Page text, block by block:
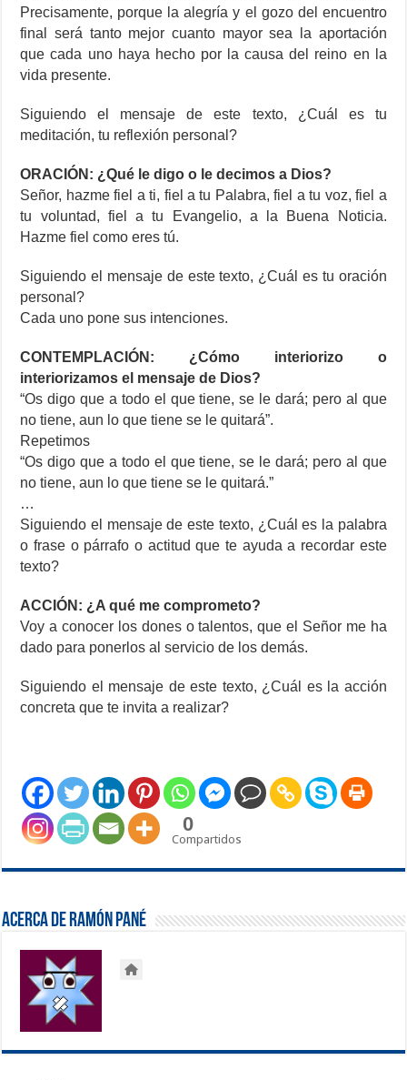
Precisamente, porque la alegría y el gozo del encuentro
final será tanto mejor cuanto mayor sea la aportación
que cada uno haya hecho por la causa del reino en la
vida presente.
Siguiendo el mensaje de este texto, ¿Cuál es tu
meditación, tu reflexión personal?
ORACIÓN: ¿Qué le digo o le decimos a Dios?
Señor, hazme fiel a ti, fiel a tu Palabra, fiel a tu voz, fiel a
tu voluntad, fiel a tu Evangelio, a la Buena Noticia.
Hazme fiel como eres tú.
Siguiendo el mensaje de este texto, ¿Cuál es tu oración
personal?
Cada uno pone sus intenciones.
CONTEMPLACIÓN: ¿Cómo interiorizo o
interiorizamos el mensaje de Dios?
“Os digo que a todo el que tiene, se le dará; pero al que
no tiene, aun lo que tiene se le quitará”.
Repetimos
“Os digo que a todo el que tiene, se le dará; pero al que
no tiene, aun lo que tiene se le quitará.”
…
Siguiendo el mensaje de este texto, ¿Cuál es la palabra
o frase o párrafo o actitud que te ayuda a recordar este
texto?
ACCIÓN: ¿A qué me comprometo?
Voy a conocer los dones o talentos, que el Señor me ha
dado para ponerlos al servicio de los demás.
Siguiendo el mensaje de este texto, ¿Cuál es la acción
concreta que te invita a realizar?
0
Compartidos
Acerca de Ramón Pané